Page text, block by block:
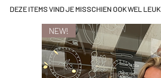
DEZE ITEMS VIND JE MISSCHIEN OOK WEL LEUK
NEW!